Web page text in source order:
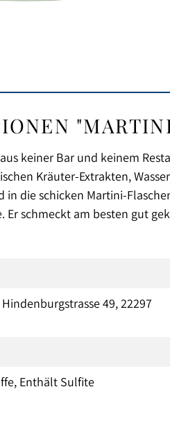
keiner Bar und keinem
Kräuter-Extrakten,
die schicken Martini-
Er schmeckt am besten gut
49, 22297
Enthält Sulfite